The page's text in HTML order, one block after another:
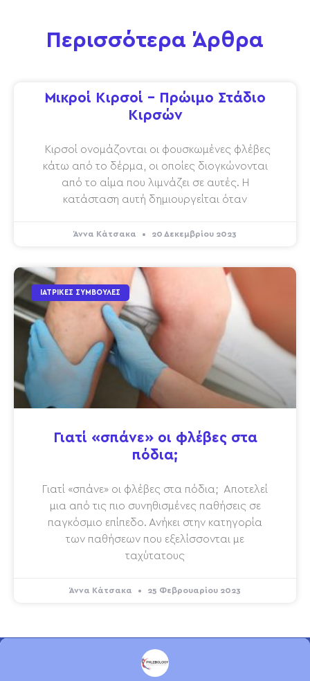
Περισσότερα Άρθρα
Μικροί Κιρσοί – Πρώιμο Στάδιο
Κιρσών
Κιρσοί ονομάζονται οι φουσκωμένες φλέβες
κάτω από το δέρμα, οι οποίες διογκώνονται
από το αίμα που λιμνάζει σε αυτές. Η
κατάσταση αυτή δημιουργείται όταν
Άννα Κάτσακα 20 Δεκεμβρίου 2023
ΙΑΤΡΙΚΈΣ ΣΥΜΒΟΥΛΈΣ
Γιατί «σπάνε» οι φλέβες στα
πόδια;
Γιατί «σπάνε» οι φλέβες στα πόδια; Αποτελεί
μια από τις πιο συνηθισμένες παθήσεις σε
παγκόσμιο επίπεδο. Ανήκει στην κατηγορία
των παθήσεων που εξελίσσονται με
ταχύτατους
Άννα Κάτσακα 25 Φεβρουαρίου 2023